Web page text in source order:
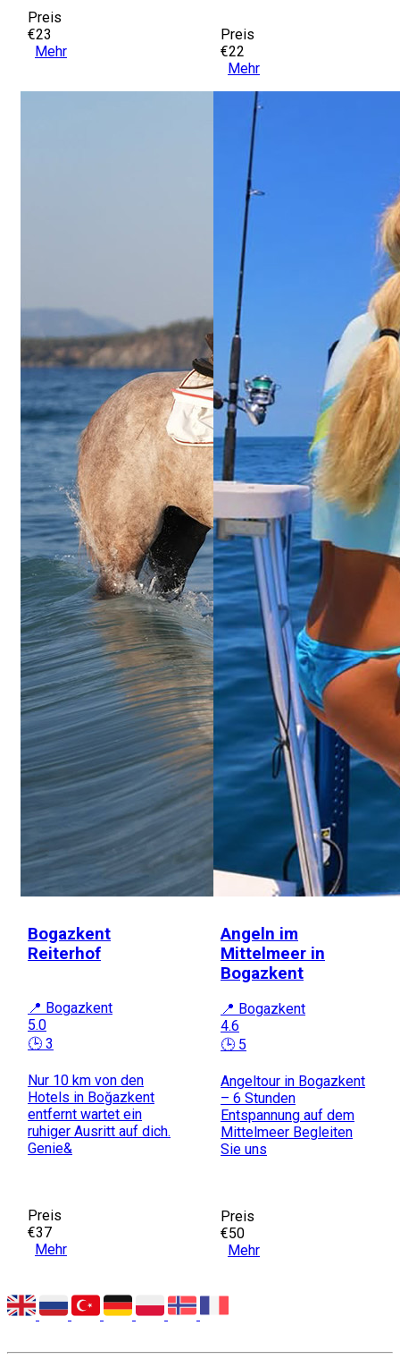
Preis
€23
Mehr
Preis
€22
Mehr
Bogazkent
Reiterhof
📍 Bogazkent
5.0
🕒 3
Nur 10 km von den
Hotels in Boğazkent
entfernt wartet ein
ruhiger Ausritt auf dich.
Genie&
Preis
€37
Mehr
Angeln im
Mittelmeer in
Bogazkent
📍 Bogazkent
4.6
🕒 5
Angeltour in Bogazkent
– 6 Stunden
Entspannung auf dem
Mittelmeer Begleiten
Sie uns
Preis
€50
Mehr